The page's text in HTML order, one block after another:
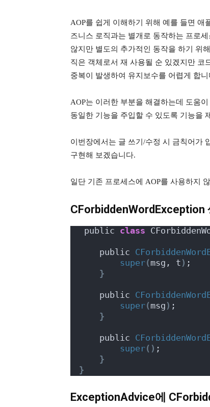
AOP를 쉽게 이해하기 위해 예를 들면 애
즈니스 로직과는 별개로 동작하는 프로
않지만 별도의 추가적인 동작을 하기 위
직은 객체로서 재 사용될 순 있겠지만 코
중복이 발생하여 유지보수를 어렵게 합니
AOP는 이러한 부분을 해결하는데 도움
동일한 기능을 주입할 수 있도록 기능을
이번장에서는 글 쓰기/수정 시 금칙어가
구현해 보겠습니다.
일단 기존 프로세스에 AOP를 사용하지
CForbiddenWordException
public class
    public
super(msg, t ) ;
}
    public
super(msg ) ;
}
    public
super() ;
}
}
ExceptionAdvice에